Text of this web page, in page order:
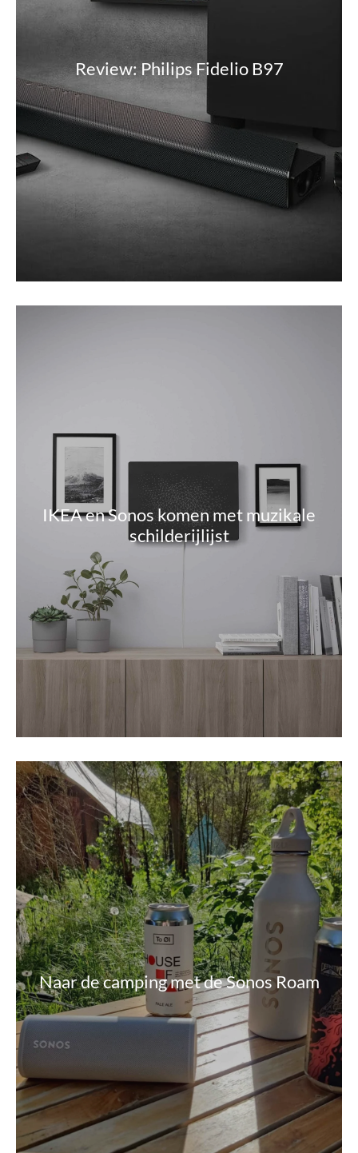
Review: Philips Fidelio B97
IKEA en Sonos komen met muzikale
schilderijlijst
Naar de camping met de Sonos Roam